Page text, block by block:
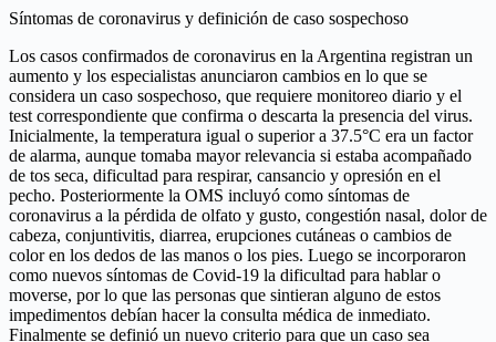
Síntomas de coronavirus y definición de caso sospechoso
Los casos confirmados de coronavirus en la Argentina registran un
aumento y los especialistas anunciaron cambios en lo que se
considera un caso sospechoso, que requiere monitoreo diario y el
test correspondiente que confirma o descarta la presencia del virus.
Inicialmente, la temperatura igual o superior a 37.5°C era un factor
de alarma, aunque tomaba mayor relevancia si estaba acompañado
de tos seca, dificultad para respirar, cansancio y opresión en el
pecho. Posteriormente la OMS incluyó como síntomas de
coronavirus a la pérdida de olfato y gusto, congestión nasal, dolor de
cabeza, conjuntivitis, diarrea, erupciones cutáneas o cambios de
color en los dedos de las manos o los pies. Luego se incorporaron
como nuevos síntomas de Covid-19 la dificultad para hablar o
moverse, por lo que las personas que sintieran alguno de estos
impedimentos debían hacer la consulta médica de inmediato.
Finalmente se definió un nuevo criterio para que un caso sea